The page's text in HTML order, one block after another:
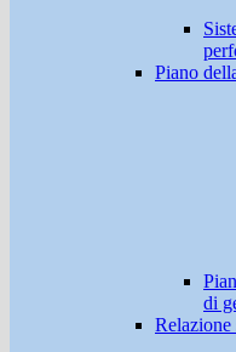
Piano
di
Relazione